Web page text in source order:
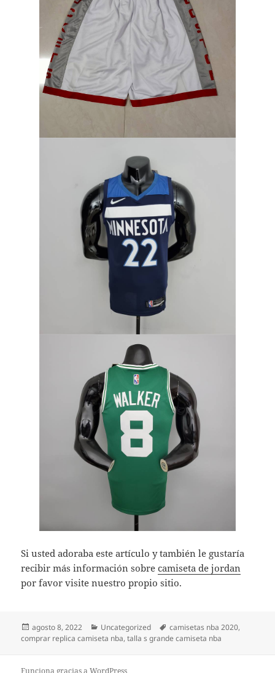
Si usted adoraba este artículo y también le gustaría
recibir más información sobrecamiseta de jordan
por favor visite nuestro propio sitio.
Publicado
el
agosto 8, 2022 Categorías
Uncategorized Etiquetas
camisetas nba 2020,
comprar replica camiseta nba,talla s grande camiseta nba